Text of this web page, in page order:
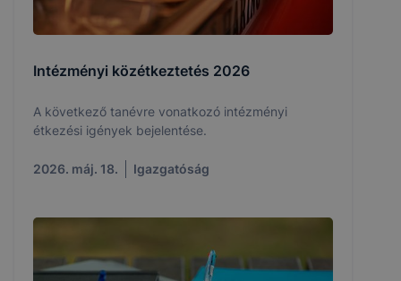
Intézményi közétkeztetés 2026
A következő tanévre vonatkozó intézményi
étkezési igények bejelentése.
2026. máj. 18. Igazgatóság